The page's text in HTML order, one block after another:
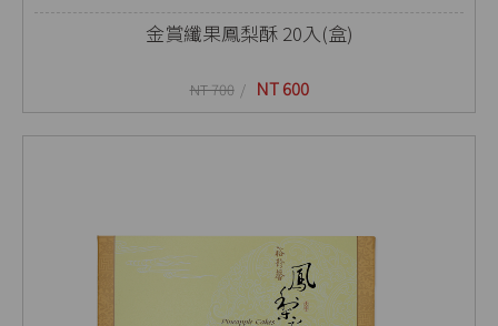
金賞纖果鳳梨酥 20入(盒)
NT 700 NT 600